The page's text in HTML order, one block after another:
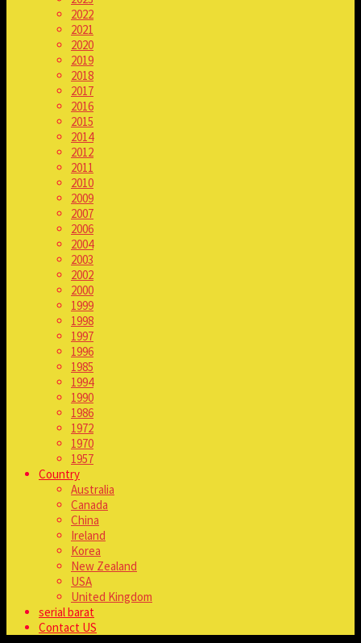
2022
2021
2020
2019
2018
2017
2016
2015
2014
2012
2011
2010
2009
2007
2006
2004
2003
2002
2000
1999
1998
1997
1996
1985
1994
1990
1986
1972
1970
1957
Country
Australia
Canada
China
Ireland
Korea
New Zealand
USA
United Kingdom
serial barat
Contact US